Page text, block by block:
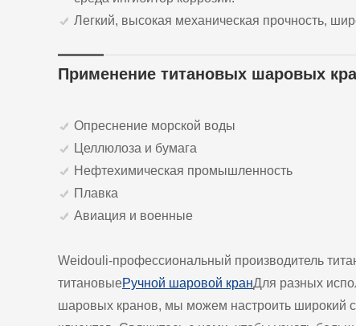
Легкий, высокая механическая прочность,
Применение титановых шаровых
Опреснение морской воды
Целлюлоза и бумага
Нефтехимическая промышленность
Плавка
Авиация и военные
Weidouli-профессиональный производитель
титановыеРучной шаровой кранДля разных
шаровых кранов, мы можем настроить широкий